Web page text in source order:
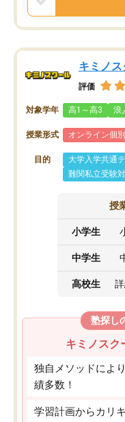
キミノ
評価
対象学年 高1～高3 浪
授業形式 オンライン個
目的 大学入学共通
難関私立受験
授
小学生
中学生
高校生
塾探し
キミノスク
独自メソッドによ
績多数！
学習計画からカリ